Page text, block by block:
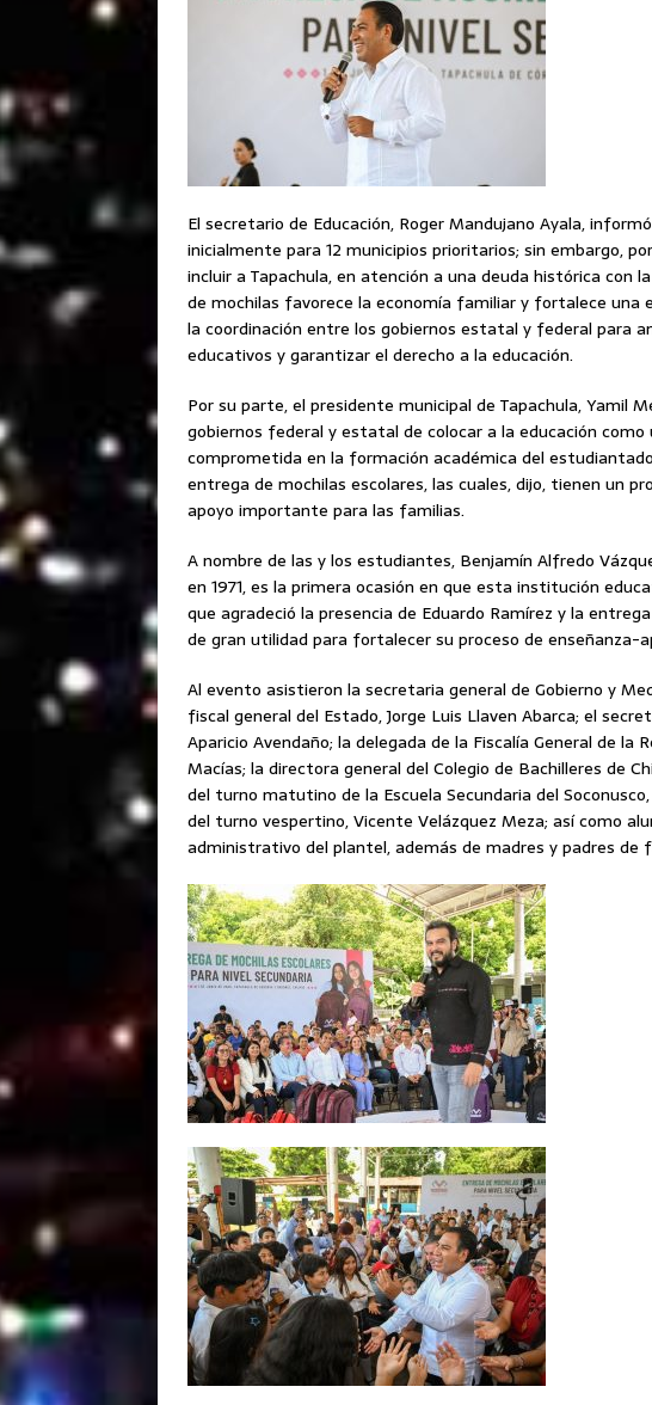
El secretario de Educación, Roger Mandujano Ayala,
inicialmente para 12 municipios prioritarios; sin embargo,
incluir a Tapachula, en atención a una deuda histórica con
de mochilas favorece la economía familiar y fortalece una
la coordinación entre los gobiernos estatal y federal para
educativos y garantizar el derecho a la educación.
Por su parte, el presidente municipal de Tapachula, Yamil
gobiernos federal y estatal de colocar a la educación
comprometida en la formación académica del
entrega de mochilas escolares, las cuales, dijo, tienen un
apoyo importante para las familias.
A nombre de las y los estudiantes, Benjamín Alfredo
en 1971, es la primera ocasión en que esta institución
que agradeció la presencia de Eduardo Ramírez y la
de gran utilidad para fortalecer su proceso de enseñanza-
Al evento asistieron la secretaria general de Gobierno y
fiscal general del Estado, Jorge Luis Llaven Abarca; el
Aparicio Avendaño; la delegada de la Fiscalía General de la
Macías; la directora general del Colegio de Bachilleres de
del turno matutino de la Escuela Secundaria del
del turno vespertino, Vicente Velázquez Meza; así como
administrativo del plantel, además de madres y padres de